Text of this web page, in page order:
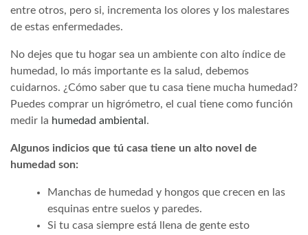
entre otros, pero si, incrementa los olores y los malestares
de estas enfermedades.
No dejes que tu hogar sea un ambiente con alto índice de
humedad, lo más importante es la salud, debemos
cuidarnos. ¿Cómo saber que tu casa tiene mucha humedad?
Puedes comprar un higrómetro, el cual tiene como función
medir la humedad ambiental .
Algunos indicios que tú casa tiene un alto novel de
humedad son:
Manchas de humedad y hongos que crecen en las
esquinas entre suelos y paredes.
Si tu casa siempre está llena de gente esto